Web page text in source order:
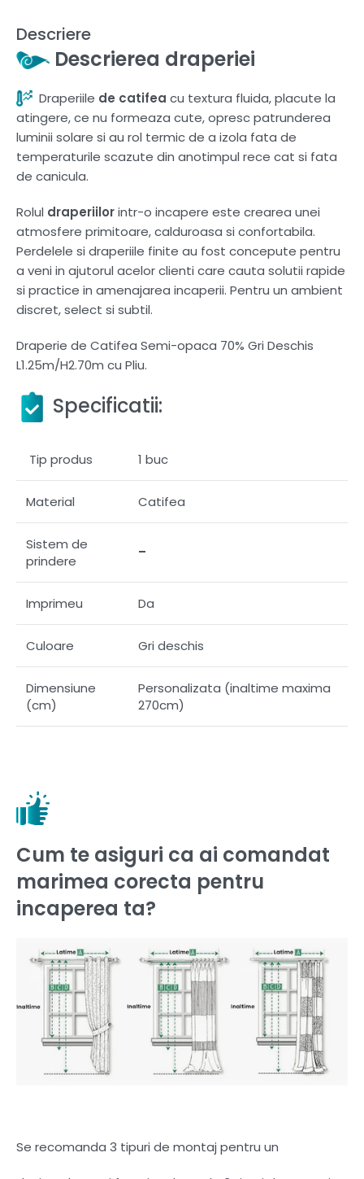
Descriere
Descrierea draperiei
Draperiile de catifea cu textura fluida, placute la
atingere, ce nu formeaza cute, opresc patrunderea
luminii solare si au rol termic de a izola fata de
temperaturile scazute din anotimpul rece cat si fata
de canicula.
Rolul draperiilorintr-o incapere este crearea unei
atmosfere primitoare, calduroasa si confortabila.
Perdelele si draperiile finite au fost concepute pentru
a veni in ajutorul acelor clienti care cauta solutii rapide
si practice in amenajarea incaperii. Pentru un ambient
discret, select si subtil.
Draperie de Catifea Semi-opaca 70% Gri Deschis
L1.25m/H2.70m cu Pliu.
Specificatii:
Tip produs 1 buc
Material Catifea
Sistem de
prindere
–
Imprimeu Da
Culoare Gri deschis
Dimensiune
(cm)
Personalizata (inaltime maxima
270cm)
Cum te asiguri ca ai comandat
marimea corecta pentru
incaperea ta?
Se recomanda 3 tipuri de montaj pentru un